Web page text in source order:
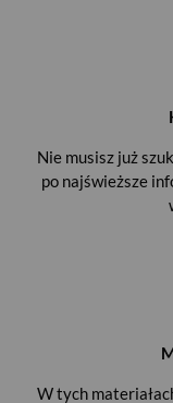
Nie musisz już
po najświeższe
W tych